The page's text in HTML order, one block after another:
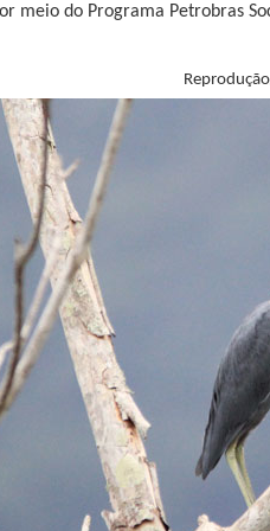
meio do Programa Petrobras